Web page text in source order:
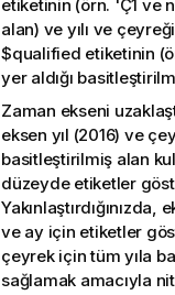
etiketinin (örn. 'Ç1 ve
alan) ve yılı ve
$qualified etiketinin
yer aldığı
Zaman ekseni
eksen yıl (2016) ve
basitleştirilmiş alan
düzeyde etiketler
Yakınlaştırdığınızda,
ve ay için etiketler
çeyrek için tüm yıla
sağlamak amacıyla